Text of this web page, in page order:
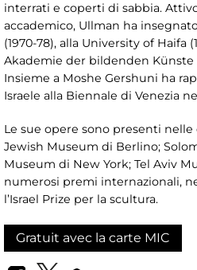
interrati e coperti di sabbia.
accademico, Ullman ha
(1970-78), alla University of Haifa
Akademie der bildenden Künste
Insieme a Moshe Gershuni ha
Israele alla Biennale di Venezia
Le sue opere sono presenti
Jewish Museum di Berlino;
Museum di New York; Tel Aviv
numerosi premi internazionali,
l’Israel Prize per la scultura.
Gratuit avec la carte MIC